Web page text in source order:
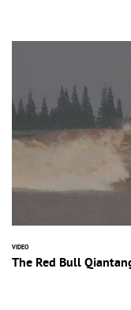
VIDEO
The Red Bull